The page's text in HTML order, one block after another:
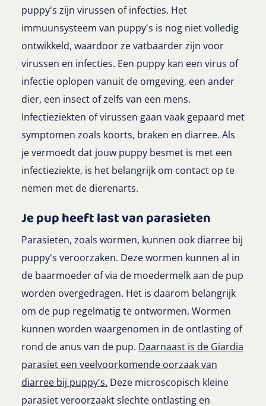
puppy's zijn virussen of infecties. Het
immuunsysteem van puppy's is nog niet volledig
ontwikkeld, waardoor ze vatbaarder zijn voor
virussen en infecties. Een puppy kan een virus of
infectie oplopen vanuit de omgeving, een ander
dier, een insect of zelfs van een mens.
Infectieziekten of virussen gaan vaak gepaard met
symptomen zoals koorts, braken en diarree. Als
je vermoedt dat jouw puppy besmet is met een
infectieziekte, is het belangrijk om contact op te
nemen met de dierenarts.
Je pup heeft last van parasieten
Parasieten, zoals wormen, kunnen ook diarree bij
puppy's veroorzaken. Deze wormen kunnen al in
de baarmoeder of via de moedermelk aan de pup
worden overgedragen. Het is daarom belangrijk
om de pup regelmatig te ontwormen. Wormen
kunnen worden waargenomen in de ontlasting of
rond de anus van de pup. Daarnaast is de Giardia
parasiet een veelvoorkomende oorzaak van
diarree bij puppy's. Deze microscopisch kleine
parasiet veroorzaakt slechte ontlasting en